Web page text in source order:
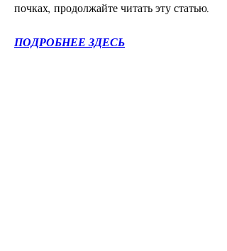
почках, продолжайте читать эту статью.
ПОДРОБНЕЕ ЗДЕСЬ